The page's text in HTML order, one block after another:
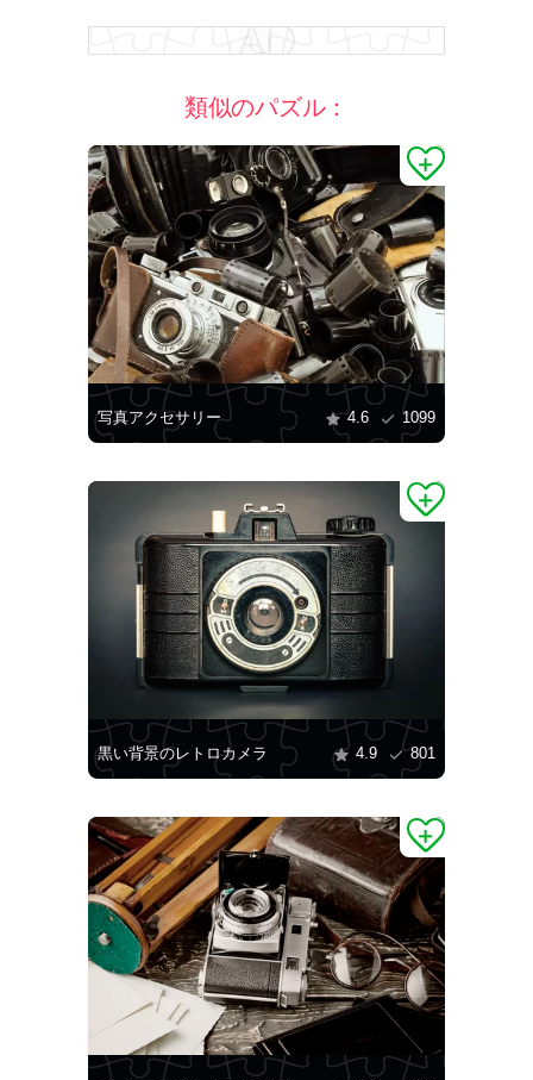
類似のパズル：
写真アクセサリー 4.6 1099
黒い背景のレトロカメラ 4.9 801